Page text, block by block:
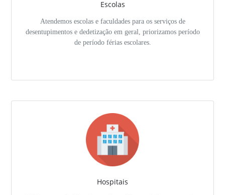
Escolas
Atendemos escolas e faculdades para os serviços de
desentupimentos e dedetização em geral, priorizamos período
de período férias escolares.
Hospitais